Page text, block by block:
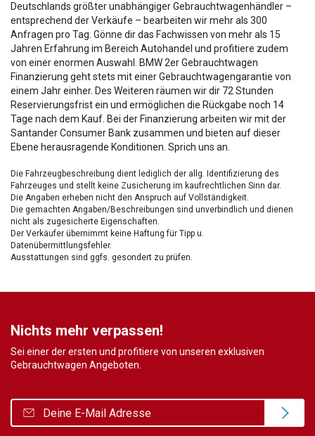
Deutschlands größter unabhängiger Gebrauchtwagenhändler –
entsprechend der Verkäufe – bearbeiten wir mehr als 300
Anfragen pro Tag. Gönne dir das Fachwissen von mehr als 15
Jahren Erfahrung im Bereich Autohandel und profitiere zudem
von einer enormen Auswahl. BMW 2er Gebrauchtwagen
Finanzierung geht stets mit einer Gebrauchtwagengarantie von
einem Jahr einher. Des Weiteren räumen wir dir 72 Stunden
Reservierungsfrist ein und ermöglichen die Rückgabe noch 14
Tage nach dem Kauf. Bei der Finanzierung arbeiten wir mit der
Santander Consumer Bank zusammen und bieten auf dieser
Ebene herausragende Konditionen. Sprich uns an.
Die Fahrzeugbeschreibung dient lediglich der allg. Identifizierung des
Fahrzeuges und stellt keine Zusicherung im kaufrechtlichen Sinn dar.
Die Angaben erheben nicht den Anspruch auf Vollständigkeit.
Die gemachten Angaben/Beschreibungen sind unverbindlich und dienen
nicht als zugesicherte Eigenschaften.
Der Verkäufer übernimmt keine Haftung für Tipp u.
Datenübermittlungsfehler.
Ausstattungen sind ggfs. gesondert zu prüfen.
Nichts mehr verpassen!
Sei einer der ersten und profitiere von unseren exklusiven
Gebrauchtwagen Angeboten.